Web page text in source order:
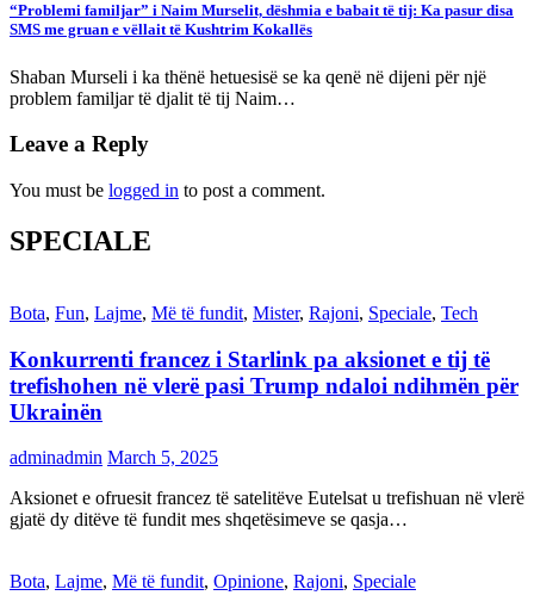
“Problemi familjar” i Naim Murselit, dëshmia e babait të tij: Ka pasur disa
SMS me gruan e vëllait të Kushtrim Kokallës
Shaban Murseli i ka thënë hetuesisë se ka qenë në dijeni për një
problem familjar të djalit të tij Naim…
Leave a Reply
You must be logged in to post a comment.
SPECIALE
Bota, Fun, Lajme, Më të fundit, Mister, Rajoni, Speciale, Tech
Konkurrenti francez i Starlink pa aksionet e tij të
trefishohen në vlerë pasi Trump ndaloi ndihmën për
Ukrainën
adminadmin March 5, 2025
Aksionet e ofruesit francez të satelitëve Eutelsat u trefishuan në vlerë
gjatë dy ditëve të fundit mes shqetësimeve se qasja…
Bota, Lajme, Më të fundit, Opinione, Rajoni, Speciale